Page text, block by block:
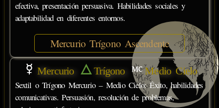
efectiva, presentación persuasiva. Habilidades sociales y
adaptabilidad en diferentes entornos.
Mercurio Trígono Ascendente
Mercurio Trígono Medio Cielo
Sextil o Trígono Mercurio – Medio Cielo: Éxito, habilidades
comunicativas. Persuasión, resolución de problemas,